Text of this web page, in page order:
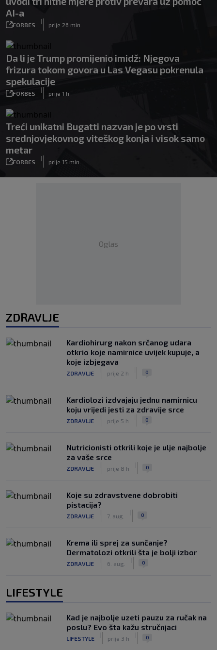
AI-a
FORBES
|
prije 26 min.
Da li je Trump promijenio imidž: Njegova
frizura tokom govora u Las Vegasu pokrenula
spekulacije
FORBES
|
prije 1 h
Treći unikatni Bugatti nazvan je po vrsti
srednjovjekovnog viteškog konja i visok samo
metar
FORBES
|
prije 15 min.
Oglas
ZDRAVLJE
Kardiohirurg nakon srčanog udara
otkrio koje namirnice uvijek kupuje, a
koje izbjegava
ZDRAVLJE prije 2 h 0
Kardiolozi izdvajaju jednu namirnicu
koju vrijedi jesti za zdravije srce
ZDRAVLJE prije 5 h 0
Nutricionisti otkrili koje je ulje najbolje
za vaše srce
ZDRAVLJE prije 8 h 0
Koje su zdravstvene dobrobiti
pistacija?
ZDRAVLJE 7. aug. 0
Krema ili sprej za sunčanje?
Dermatolozi otkrili šta je bolji izbor
ZDRAVLJE 6. aug. 0
LIFESTYLE
Kad je najbolje uzeti pauzu za ručak na
poslu? Evo šta kažu stručnjaci
LIFESTYLE prije 3 h 0